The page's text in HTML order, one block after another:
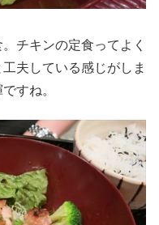
チキンの定食ってよく
夫している感じがしま
すね。